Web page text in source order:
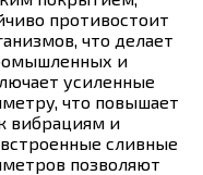
противостоит
что делает
и
усиленные
что повышает
вибрациям и
сливные
позволяют